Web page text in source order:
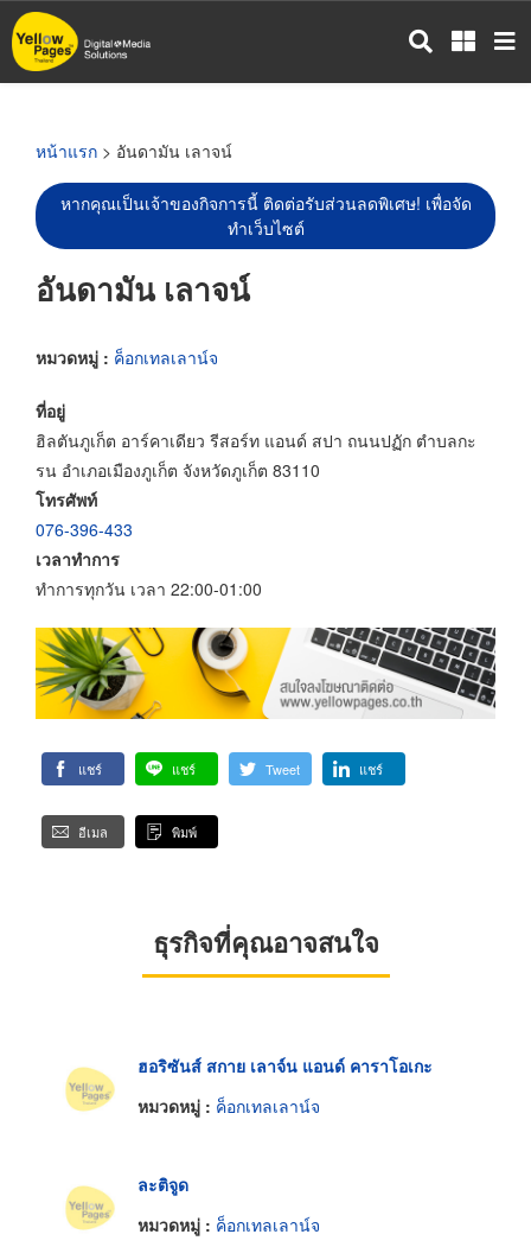
ข้าม
ไป
หน้าแรก > อันดามัน เลาจน์
หากคุณเป็นเจ้าของกิจการนี้ ติดต่อรับส่วนลดพิเศษ! เพื่อจัด
ทำเว็บไซต์
อันดามัน เลาจน์
หมวดหมู่ : ค็อกเทลเลาน์จ
ที่อยู่
ฮิลตันภูเก็ต อาร์คาเดียว รีสอร์ท แอนด์ สปา ถนนปฏัก ตำบลกะ
รน อำเภอเมืองภูเก็ต จังหวัดภูเก็ต 83110
โทรศัพท์
076-396-433
เวลาทำการ
ทำการทุกวัน เวลา 22:00-01:00
แชร์ แชร์ Tweet แชร์
อีเมล พิมพ์
ธุรกิจที่คุณอาจสนใจ
ฮอริซันส์ สกาย เลาจ์น แอนด์ คาราโอเกะ
หมวดหมู่ : ค็อกเทลเลาน์จ
ละติจูด
หมวดหมู่ : ค็อกเทลเลาน์จ